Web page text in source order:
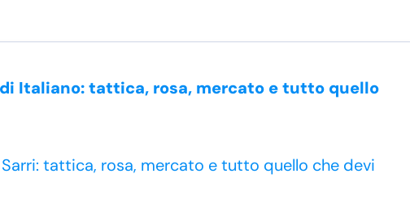
Italiano: tattica, rosa, mercato e tutto quello
tattica, rosa, mercato e tutto quello che devi